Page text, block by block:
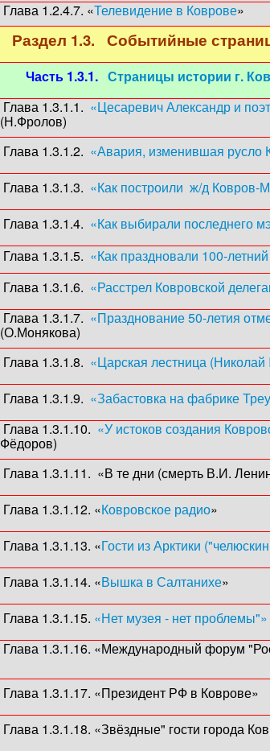
Глава 1.2.4.7. «Телевидение в Коврове»
Раздел 1.3. Событийные
Часть 1.3.1. Страницы истории г.
Глава 1.3.1.1. «Цесаревич Александр и
(Н.Фролов)
Глава 1.3.1.2. «Авария, изменившая русло
Глава 1.3.1.3. «Как построили ж/д Ковров-
Глава 1.3.1.4. «Как выбирали последнего
Глава 1.3.1.5. «Как праздновали 100-
Глава 1.3.1.6. «Расстрел Ковровской
Глава 1.3.1.7. «Празднование 50-летия
(О.Монякова)
Глава 1.3.1.8. «Царская лестница (Николай
Глава 1.3.1.9. «Забастовка на фабрике
Глава 1.3.1.10. «У истоков создания
Фёдоров)
Глава 1.3.1.11. «В те дни (смерть
Глава 1.3.1.12. «Ковровское радио»
Глава 1.3.1.13. «Гости из Арктики
Глава 1.3.1.14. «Вышка в Салтанихе»
Глава 1.3.1.15. «Нет музея - нет проблемы"»
Глава 1.3.1.16. «Международный форум
Глава 1.3.1.17. «Президент РФ в
Глава 1.3.1.18. «Звёздные" гости города